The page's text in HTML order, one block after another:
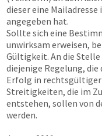
dieser eine
angegeben hat.
Sollte sich eine
unwirksam erweisen,
Gültigkeit. An die
diejenige Regelung,
Erfolg in rechtsgültiger
Streitigkeiten, die im
entstehen, sollen von
werden.